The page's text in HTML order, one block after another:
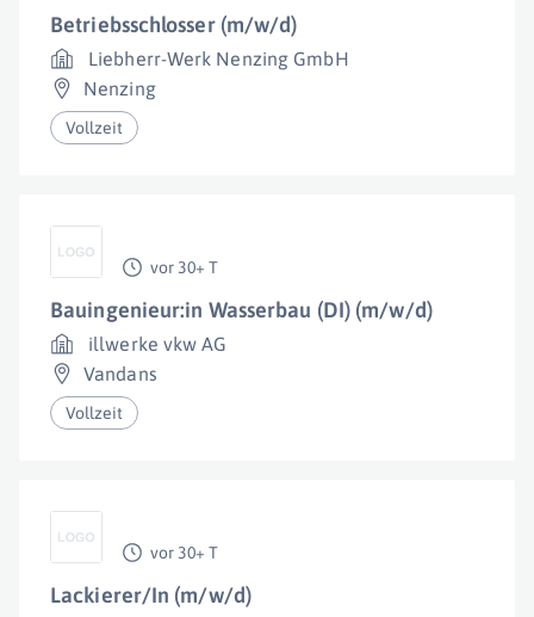
Betriebsschlosser (m/w/d)
Liebherr-Werk Nenzing GmbH
Nenzing
Vollzeit
vor 30+ T
Bauingenieur:in Wasserbau (DI) (m/w/d)
illwerke vkw AG
Vandans
Vollzeit
vor 30+ T
Lackierer/In (m/w/d)